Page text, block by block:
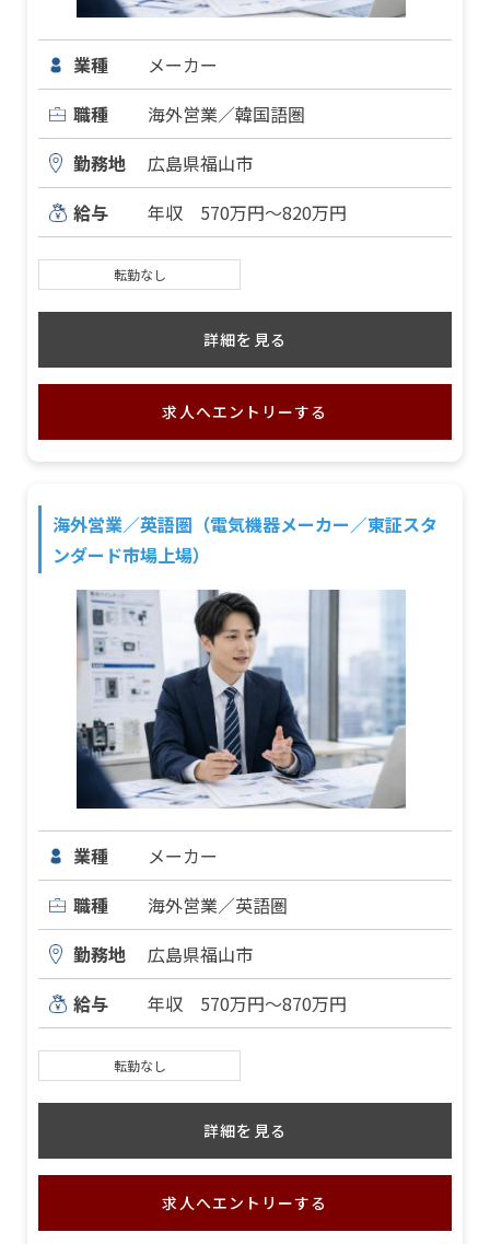
業種
メーカー
職種
海外営業／韓国語圏
勤務地
広島県福山市
給与
年収 570万円～820万円
転勤なし
詳細を見る
求人へエントリーする
海外営業／英語圏（電気機器メーカー／東証スタ
ンダード市場上場）
業種
メーカー
職種
海外営業／英語圏
勤務地
広島県福山市
給与
年収 570万円～870万円
転勤なし
詳細を見る
求人へエントリーする